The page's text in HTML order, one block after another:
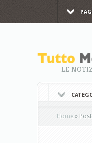
LE
Home »